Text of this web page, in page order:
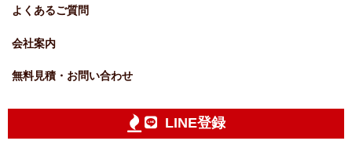
よくあるご質問
会社案内
無料見積・お問い合わせ
LINE登録